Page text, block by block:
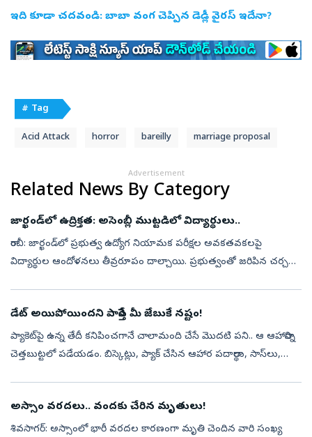
ఇది కూడా చదవండి: బాబా వంగ చెప్పిన డెడ్లీ వైరస్ ఇదేనా?
# Tag
Acid Attack horror bareilly marriage proposal
Advertisement
Related News By Category
జార్ఖండ్‌లో ఉద్రిక్తత: అసెంబ్లీ ముట్టడిలో విద్యార్థులు..
రాంచీ: జార్ఖండ్‌లో ప్రభుత్వ ఉద్యోగ నియామక పరీక్షల అవకతవకలపై
విద్యార్థుల ఆందోళనలు తీవ్రరూపం దాల్చాయి. ప్రభుత్వంతో జరిపిన చర్చలు
డేట్‌ అయిపోయిందని పారేస్తే మీ జేబుకే నష్టం!
ప్యాకెట్‌పై ఉన్న తేదీ కనిపించగానే చాలామంది చేసే మొదటి పని.. ఆ ఆహారాన్ని
చెత్తబుట్టలో పడేయడం. బిస్కెట్లు, ప్యాక్‌ చేసిన ఆహార పదార్థాలు, సాస్‌లు,
అస్సాం వరదలు.. వందకు చేరిన మృతులు!
శివసాగర్: అస్సాంలో భారీ వరదల కారణంగా మృతి చెందిన వారి సంఖ్య